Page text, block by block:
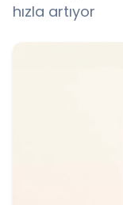
hızla artıyor